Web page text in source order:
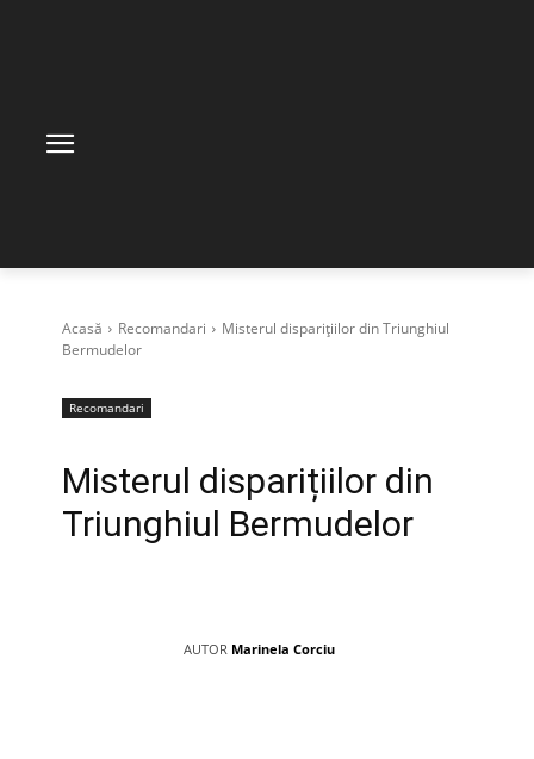
Acasă Recomandari
Misterul disparițiilor din Triunghiul
Bermudelor
Recomandari
Misterul disparițiilor din
Triunghiul Bermudelor
AUTOR Marinela Corciu